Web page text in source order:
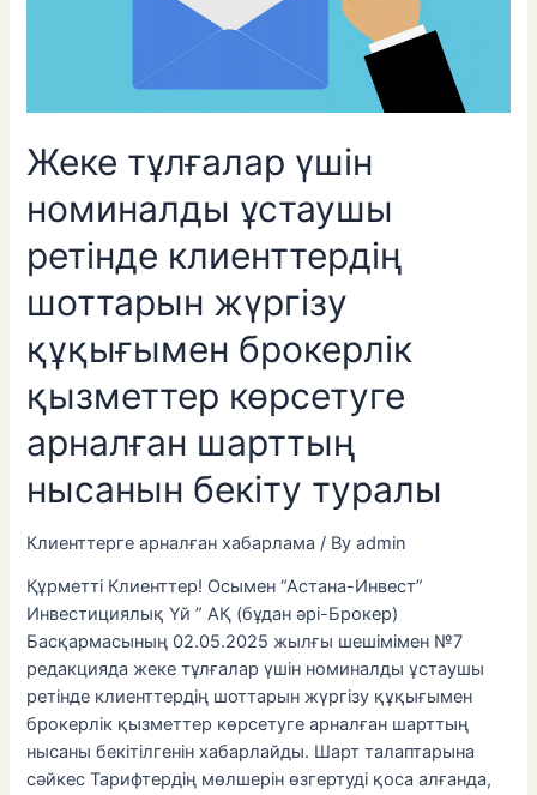
Жеке тұлғалар үшін
номиналды ұстаушы
ретінде клиенттердің
шоттарын жүргізу
құқығымен брокерлік
қызметтер көрсетуге
арналған шарттың
нысанын бекіту туралы
Клиенттерге арналған хабарлама / Byadmin
Құрметті Клиенттер! Осымен “Астана-Инвест”
Инвестициялық Үй ” АҚ (бұдан әрі-Брокер)
Басқармасының 02.05.2025 жылғы шешімімен №7
редакцияда жеке тұлғалар үшін номиналды ұстаушы
ретінде клиенттердің шоттарын жүргізу құқығымен
брокерлік қызметтер көрсетуге арналған шарттың
нысаны бекітілгенін хабарлайды. Шарт талаптарына
сәйкес Тарифтердің мөлшерін өзгертуді қоса алғанда,
қызметтер
арналған
нысанын
бекіту
туралы